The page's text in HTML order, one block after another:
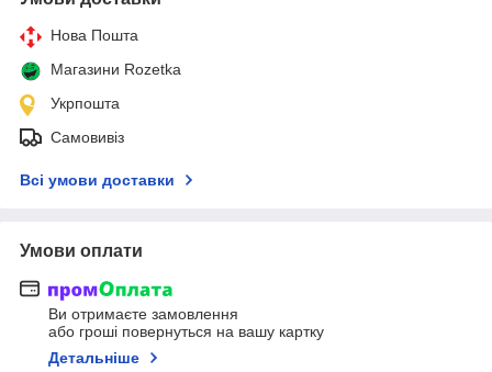
Нова Пошта
Магазини Rozetka
Укрпошта
Самовивіз
Всі умови доставки
Умови оплати
Ви отримаєте замовлення
або гроші повернуться на вашу картку
Детальніше